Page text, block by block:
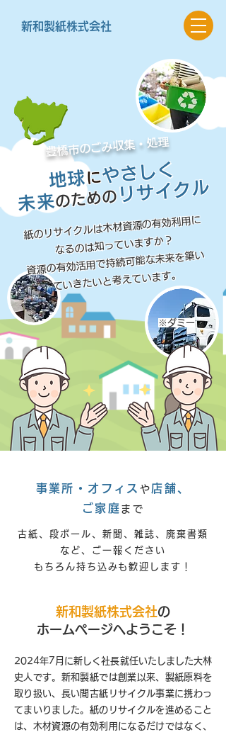
新和製紙株式会社
豊橋市のごみ収集・処理
地球にやさしく
未来のためのリサイクル
紙のリサイクルは木材資源の有効利用に
なるのは知っていますか？
資源の有効活用で持続可能な未来を築い
ていきたいと考えています。
※ダミー
事業所・オフィス や 店舗、
ご家庭 まで
古紙、段ボール、新聞、雑誌、廃棄書類
など、ご一報ください
もちろん持ち込みも歓迎します！
新和製紙株式会社の
ホームページへようこそ！
2024年7月に新しく社長就任いたしました大林
史人です。新和製紙では創業以来、製紙原料を
取り扱い、長い間古紙リサイクル事業に携わっ
てまいりました。紙のリサイクルを進めること
は、木材資源の有効利用になるだけではなく、